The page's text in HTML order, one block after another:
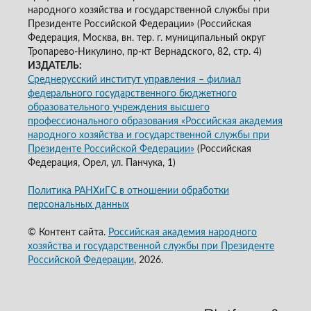
народного хозяйства и государственной службы при
Президенте Российской Федерации» (Российская
Федерация, Москва, вн. тер. г. муниципальный округ
Тропарево-Никулино, пр-кт Вернадского, 82, стр. 4)
ИЗДАТЕЛЬ:
Среднерусский институт управления – филиал
федерального государственного бюджетного
образовательного учреждения высшего
профессионального образования «Российская академия
народного хозяйства и государственной службы при
Президенте Российской Федерации»(Российская
Федерация, Орел, ул. Панчука, 1)
Политика РАНХиГС в отношении обработки
персональных данных
© Контент сайта. Российская академия народного
хозяйства и государственной службы при Президенте
Российской Федерации, 2026.